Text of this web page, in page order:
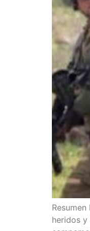
heri­dos y